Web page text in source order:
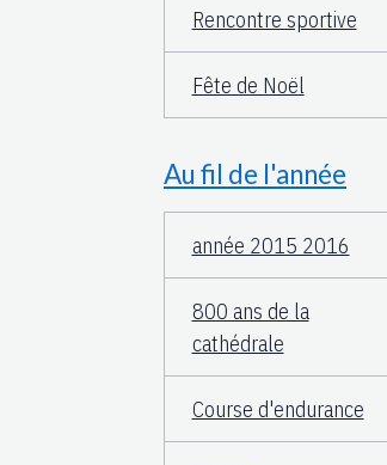
Rencontre sportive
Fête de Noël
Au fil de l'année
année 2015 2016
800 ans de la
cathédrale
Course d'endurance